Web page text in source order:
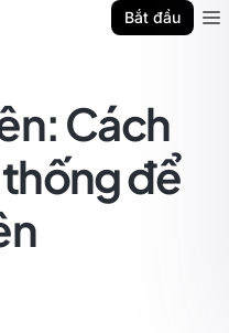
Bắt đầu
Cách
để